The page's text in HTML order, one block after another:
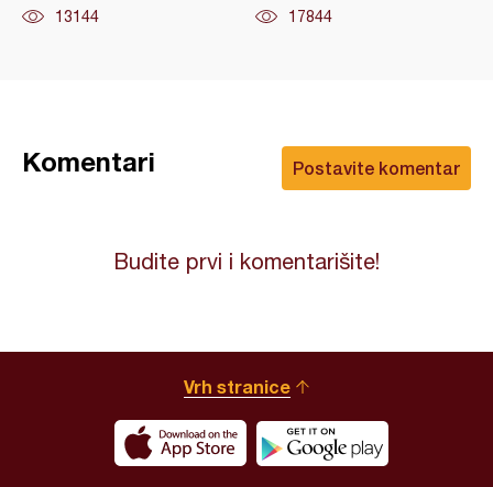
13144 17844
Postavite komentar
Komentari
Budite prvi i komentarišite!
Vrh stranice